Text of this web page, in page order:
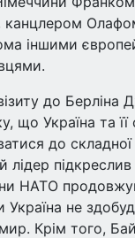
іншими
до Берліна
що Україна та
до
лідер підкреслив
НАТО
Україна не
Крім того,